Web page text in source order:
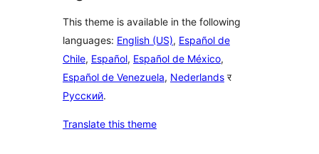
This theme is available in the following
languages: English (US), Español de
Chile, Español, Español de México,
Español de Venezuela, Nederlands र
Русский.
Translate this theme